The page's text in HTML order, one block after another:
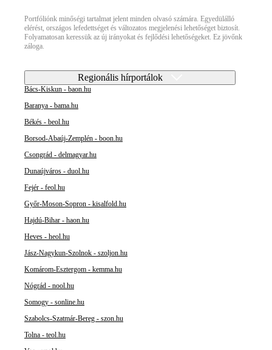
Portfóliónk minőségi tartalmat jelent minden olvasó számára. Egyedülálló
elérést, országos lefedettséget és változatos megjelenési lehetőséget biztosít.
Folyamatosan keressük az új irányokat és fejlődési lehetőségeket. Ez jövőnk
záloga.
Regionális hírportálok
Bács-Kiskun - baon.hu
Baranya - bama.hu
Békés - beol.hu
Borsod-Abaúj-Zemplén - boon.hu
Csongrád - delmagyar.hu
Dunaújváros - duol.hu
Fejér - feol.hu
Győr-Moson-Sopron - kisalfold.hu
Hajdú-Bihar - haon.hu
Heves - heol.hu
Jász-Nagykun-Szolnok - szoljon.hu
Komárom-Esztergom - kemma.hu
Nógrád - nool.hu
Somogy - sonline.hu
Szabolcs-Szatmár-Bereg - szon.hu
Tolna - teol.hu